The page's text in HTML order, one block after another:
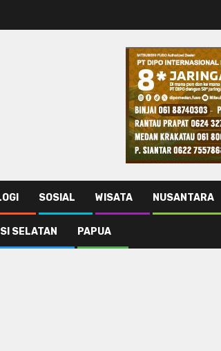
SOSIAL WISATA NUSANTARA
SELATAN PAPUA